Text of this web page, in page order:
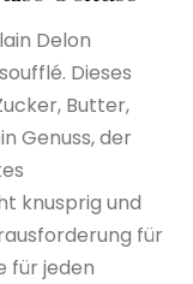
Delon
Dieses
Butter,
Genuss, der
knusprig und
für
für jeden